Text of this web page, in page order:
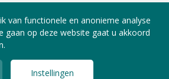
van functionele en anonieme analyse
gaan op deze website gaat u akkoord
Instellingen